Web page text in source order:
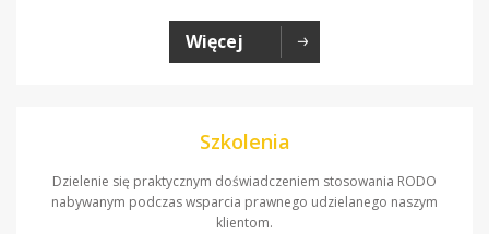
Więcej
Szkolenia
Dzielenie się praktycznym doświadczeniem stosowania RODO
nabywanym podczas wsparcia prawnego udzielanego naszym
klientom.